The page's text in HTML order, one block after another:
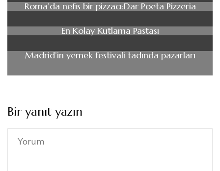
Roma’da nefis bir pizzacı:Dar Poeta Pizzeria
En Kolay Kutlama Pastası
Madrid’in yemek festivali tadında pazarları
Bir yanıt yazın